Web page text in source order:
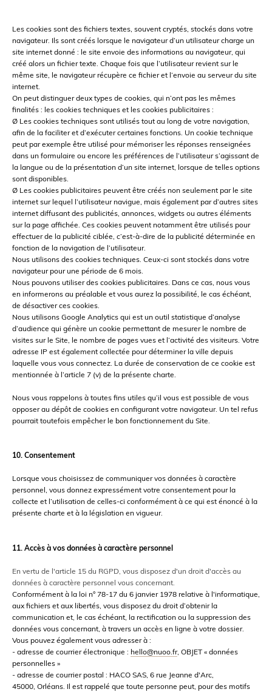
Les cookies sont des fichiers textes, souvent cryptés, stockés dans votre
navigateur. Ils sont créés lorsque le navigateur d’un utilisateur charge un
site internet donné : le site envoie des informations au navigateur, qui
créé alors un fichier texte. Chaque fois que l’utilisateur revient sur le
même site, le navigateur récupère ce fichier et l’envoie au serveur du site
internet.
On peut distinguer deux types de cookies, qui n’ont pas les mêmes
finalités : les cookies techniques et les cookies publicitaires :
Ø Les cookies techniques sont utilisés tout au long de votre navigation,
afin de la faciliter et d’exécuter certaines fonctions. Un cookie technique
peut par exemple être utilisé pour mémoriser les réponses renseignées
dans un formulaire ou encore les préférences de l’utilisateur s’agissant de
la langue ou de la présentation d’un site internet, lorsque de telles options
sont disponibles.
Ø Les cookies publicitaires peuvent être créés non seulement par le site
internet sur lequel l’utilisateur navigue, mais également par d’autres sites
internet diffusant des publicités, annonces, widgets ou autres éléments
sur la page affichée. Ces cookies peuvent notamment être utilisés pour
effectuer de la publicité ciblée, c’est-à-dire de la publicité déterminée en
fonction de la navigation de l’utilisateur.
Nous utilisons des cookies techniques. Ceux-ci sont stockés dans votre
navigateur pour une période de 6 mois.
Nous pouvons utiliser des cookies publicitaires. Dans ce cas, nous vous
en informerons au préalable et vous aurez la possibilité, le cas échéant,
de désactiver ces cookies.
Nous utilisons Google Analytics qui est un outil statistique d’analyse
d’audience qui génère un cookie permettant de mesurer le nombre de
visites sur le Site, le nombre de pages vues et l’activité des visiteurs. Votre
adresse IP est également collectée pour déterminer la ville depuis
laquelle vous vous connectez. La durée de conservation de ce cookie est
mentionnée à l’article 7 (v) de la présente charte.
Nous vous rappelons à toutes fins utiles qu’il vous est possible de vous
opposer au dépôt de cookies en configurant votre navigateur. Un tel refus
pourrait toutefois empêcher le bon fonctionnement du Site.
10. Consentement
Lorsque vous choisissez de communiquer vos données à caractère
personnel, vous donnez expressément votre consentement pour la
collecte et l’utilisation de celles-ci conformément à ce qui est énoncé à la
présente charte et à la législation en vigueur.
11. Accès à vos données à caractère personnel
En vertu de l'article 15 du RGPD, vous disposez d'un droit d'accès au
données à caractère personnel vous concernant.
Conformément à la loi n° 78-17 du 6 janvier 1978 relative à l'informatique,
aux fichiers et aux libertés, vous disposez du droit d’obtenir la
communication et, le cas échéant, la rectification ou la suppression des
données vous concernant, à travers un accès en ligne à votre dossier.
Vous pouvez également vous adresser à :
- adresse de courrier électronique : hello@nuoo.fr, OBJET « données
personnelles »
- adresse de courrier postal : HACO SAS, 6 rue Jeanne d'Arc,
45000, Orléans. Il est rappelé que toute personne peut, pour des motifs